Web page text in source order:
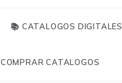
📚 CATALOGOS DIGITALES
COMPRAR CATALOGOS